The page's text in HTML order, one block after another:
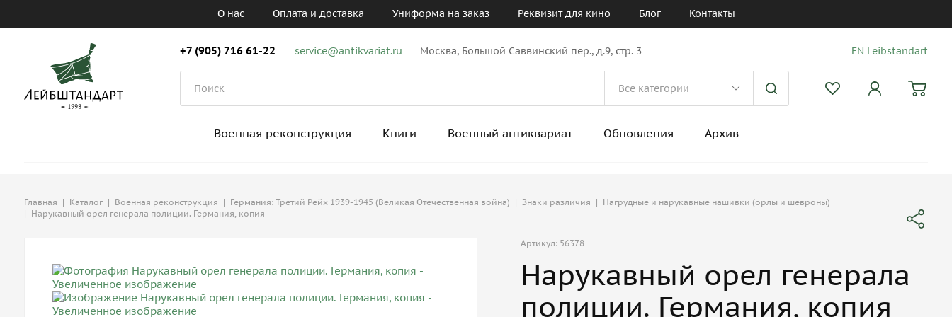
О нас Оплата и доставка Униформа на заказ Реквизит для кино Блог Контакты
+7 (905) 716 61-22 service@antikvariat.ru Москва, Большой Саввинский пер., д.9, стр. 3 EN Leibstandart
Военная реконструкция Книги Военный антиквариат Обновления Архив
Главная | Каталог | Военная реконструкция | Германия: Третий Рейх 1939-1945 (Великая Отечественная война) | Знаки различия | Нагрудные и нарукавные нашивки (орлы и шевроны)
| Нарукавный орел генерала полиции. Германия, копия
Артикул: 56378
Нарукавный орел генерала
полиции. Германия, копия